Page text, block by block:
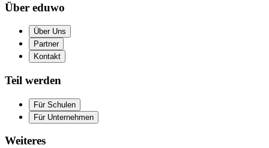
Über eduwo
Über Uns
Partner
Kontakt
Teil werden
Für Schulen
Für Unternehmen
Weiteres